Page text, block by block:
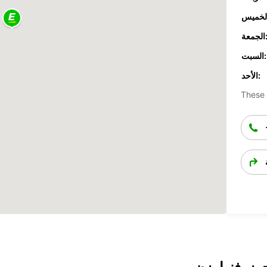
الجمعة:
السبت:
الأحد: